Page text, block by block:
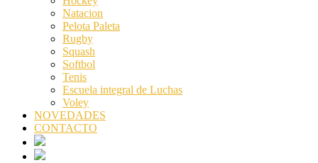
Natacion
Pelota Paleta
Rugby
Squash
Softbol
Tenis
Escuela integral de Luchas
Voley
NOVEDADES
CONTACTO